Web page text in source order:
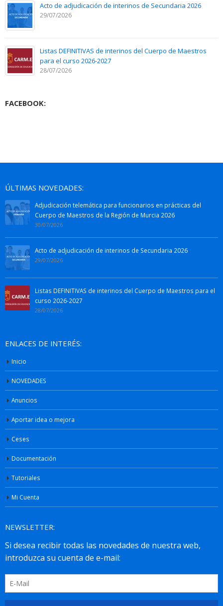
Acto de adjudicación de interinos de Secundaria 2026
29/07/2026
Listas DEFINITIVAS de interinos del Cuerpo de Maestros
para el curso 2026-2027
28/07/2026
FACEBOOK:
ÚLTIMAS NOVEDADES:
Adjudicación telemática para funcionarios en prácticas del
Cuerpo de Maestros de la Región de Murcia 2026
30/07/2026
Acto de adjudicación de interinos de Secundaria 2026
29/07/2026
Listas DEFINITIVAS de interinos del Cuerpo de Maestros para el
curso 2026-2027
28/07/2026
ENLACES DE INTERÉS:
Inicio
NOVEDADES
Anuncios
Aportar idea o mejora
Ceses
Documentación
Tutoriales
Mi Cuenta
NEWSLETTER: